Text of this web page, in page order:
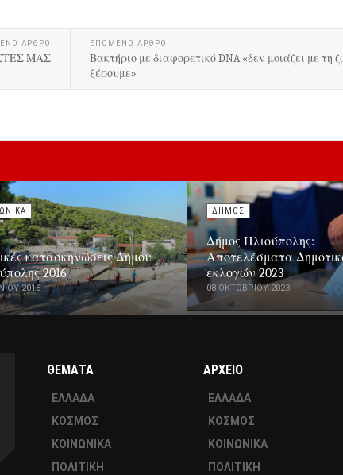
ΑΡΘΡΟ
ΜΑΣ
ΕΠΟΜΕΝΟ ΑΡΘΡΟ
Βακτήριο με διαφορετικό DNA «δεν μοιάζει με τη
ξέρουμε»
κατασκηνώσεις Δήμου
2016
2016
ΔΗΜΟΣ
Δήμος Ηλιούπολης:
Αποτελέσματα
εκλογών 2023
08 ΟΚΤΩΒΡΊΟΥ 2023
ΘΕΜΑΤΑ
ΕΛΛΑΔΑ
ΚΟΣΜΟΣ
ΚΟΙΝΩΝΙΚΑ
ΠΟΛΙΤΙΚΗ
ΑΡΧΕΙΟ
ΕΛΛΑΔΑ
ΚΟΣΜΟΣ
ΚΟΙΝΩΝΙΚΑ
ΠΟΛΙΤΙΚΗ